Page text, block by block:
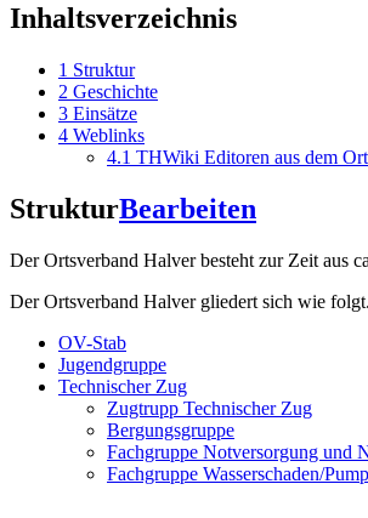
Inhaltsverzeichnis
1 Struktur
2 Geschichte
3 Einsätze
4 Weblinks
4.1 THWiki Editoren aus dem
StrukturBearbeiten
Der Ortsverband Halver besteht zur Zeit aus
Der Ortsverband Halver gliedert sich wie folgt.
OV-Stab
Jugendgruppe
Technischer Zug
Zugtrupp Technischer Zug
Bergungsgruppe
Fachgruppe Notversorgung und
Fachgruppe Wasserschaden/